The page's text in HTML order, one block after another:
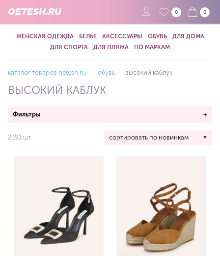
QETESH.RU 0 0
ЖЕНСКАЯ ОДЕЖДА БЕЛЬЕ АКСЕССУАРЫ ОБУВЬ
ДЛЯ ДОМА
ДЛЯ СПОРТА
ДЛЯ ПЛЯЖА ПО МАРКАМ
каталог товаров qetesh.ru — обувь — высокий каблук
ВЫСОКИЙ КАБЛУК
Фильтры +
2391 шт. сортировать по новинкам